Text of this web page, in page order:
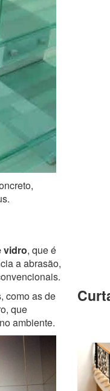
vidro, que é
a abrasão,
como as de
que
ambiente.